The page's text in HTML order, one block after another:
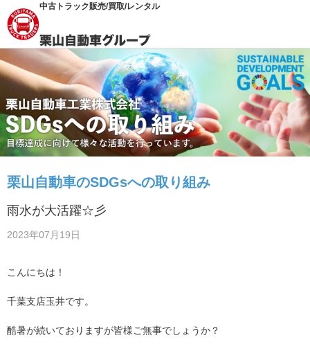
中古トラック販売/買取/レンタル
栗山自動車のSDGsへの取り組み
雨水が大活躍☆彡
2023年07月19日
こんにちは！
千葉支店玉井です。
酷暑が続いておりますが皆様ご無事でしょうか？